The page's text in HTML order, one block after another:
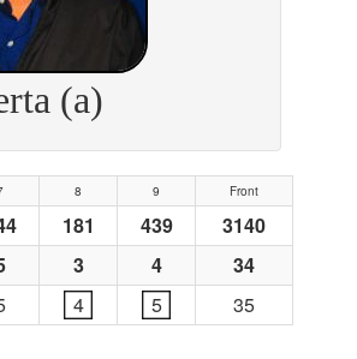
(a)
8 9 Front
181 439
3140
3 4
34
4 5 35